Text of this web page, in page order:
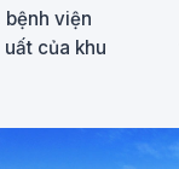
bệnh viện
của khu